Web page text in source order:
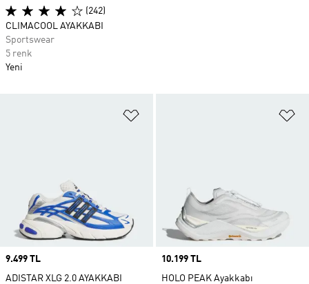
Price
9.499 TL
ADISTAR XLG 2.0 AYAKKABI
Price
10.199 TL
HOLO PEAK Ayakkabı
(242)
CLIMACOOL AYAKKABI
Sportswear
5 renk
Yeni